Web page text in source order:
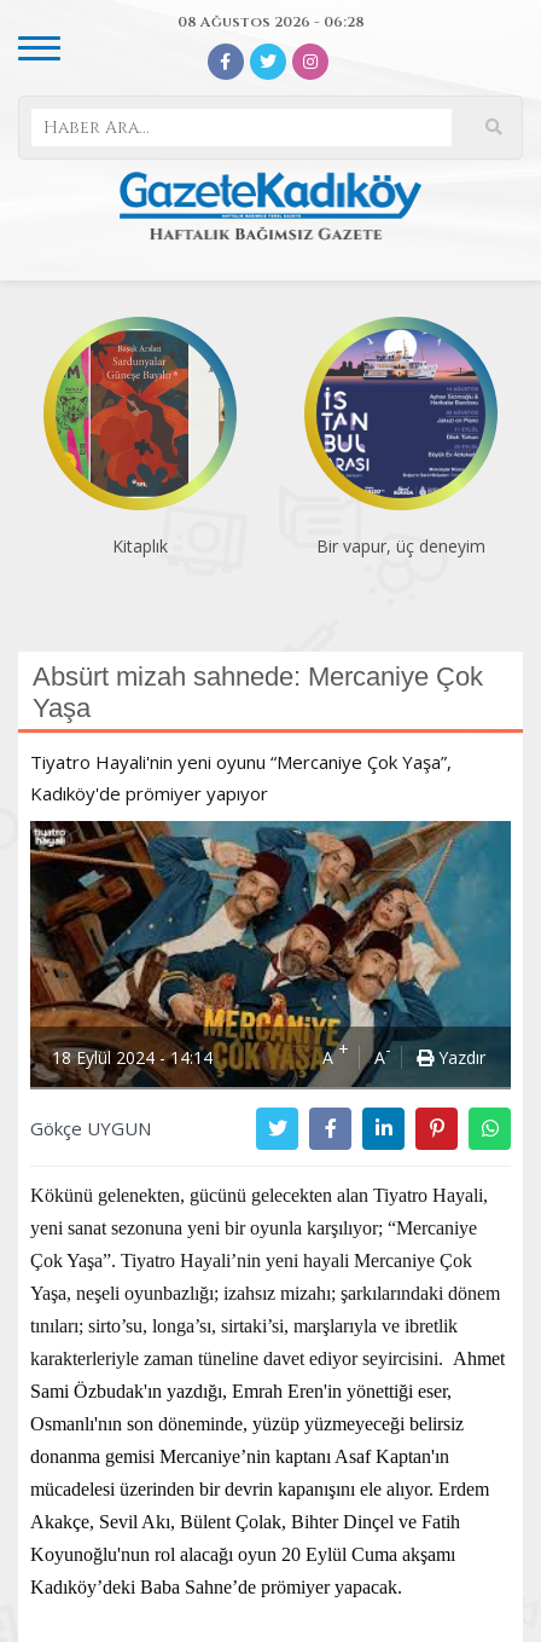
08 Ağustos 2026 - 06:28
Kitaplık Bir vapur, üç deneyim
Absürt mizah sahnede: Mercaniye Çok
Yaşa
Tiyatro Hayali'nin yeni oyunu “Mercaniye Çok Yaşa”,
Kadıköy'de prömiyer yapıyor
18 Eylül 2024 - 14:14 A+ A- Yazdır
Gökçe UYGUN
Kökünü gelenekten, gücünü gelecekten alan Tiyatro Hayali,
yeni sanat sezonuna yeni bir oyunla karşılıyor; “Mercaniye
Çok Yaşa”. Tiyatro Hayali’nin yeni hayali Mercaniye Çok
Yaşa, neşeli oyunbazlığı; izahsız mizahı; şarkılarındaki dönem
tınıları; sirto’su, longa’sı, sirtaki’si, marşlarıyla ve ibretlik
karakterleriyle zaman tüneline davet ediyor seyircisini. Ahmet
Sami Özbudak'ın yazdığı, Emrah Eren'in yönettiği eser,
Osmanlı'nın son döneminde, yüzüp yüzmeyeceği belirsiz
donanma gemisi Mercaniye’nin kaptanı Asaf Kaptan'ın
mücadelesi üzerinden bir devrin kapanışını ele alıyor. Erdem
Akakçe, Sevil Akı, Bülent Çolak, Bihter Dinçel ve Fatih
Koyunoğlu'nun rol alacağı oyun 20 Eylül Cuma akşamı
Kadıköy’deki Baba Sahne’de prömiyer yapacak.